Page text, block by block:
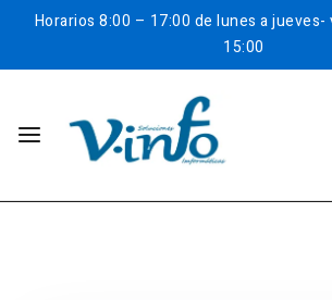
Horarios 8:00 – 17:00 de lunes a jueves-
15:00